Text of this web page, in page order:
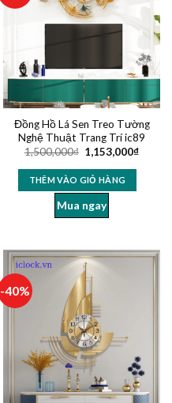
Đồng Hồ Lá Sen Treo Tường
Nghệ Thuật Trang Trí ic89
1,500,000₫ 1,153,000₫
THÊM VÀO GIỎ HÀNG
Mua ngay
-40%